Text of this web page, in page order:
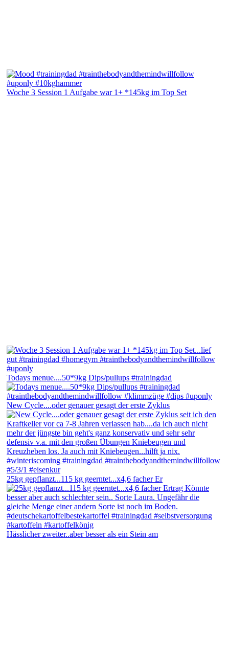
Woche 3 Session 1 Aufgabe war 1+ *145kg im Top Set
Todays menue....50*9kg Dips/pullups #trainingdad
New Cycle....oder genauer gesagt der erste Zyklus
25kg gepflanzt...115 kg geerntet...x4,6 facher Er
Hässlicher zweiter..aber besser als ein Stein am